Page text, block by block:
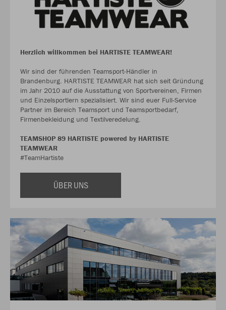
Herzlich willkommen bei HARTISTE TEAMWEAR!
Wir sind der führenden Teamsport-Händler in
Brandenburg. HARTISTE TEAMWEAR hat sich seit Gründung
im Jahr 2010 auf die Ausstattung von Sportvereinen, Firmen
und Einzelsportlern spezialisiert. Wir sind euer Full-Service
Partner im Bereich Teamsport und Teamsportbedarf,
Firmenbekleidung und Textilveredelung.
TEAMSHOP 89 HARTISTE powered by HARTISTE
TEAMWEAR
#TeamHartiste
ÜBER UNS